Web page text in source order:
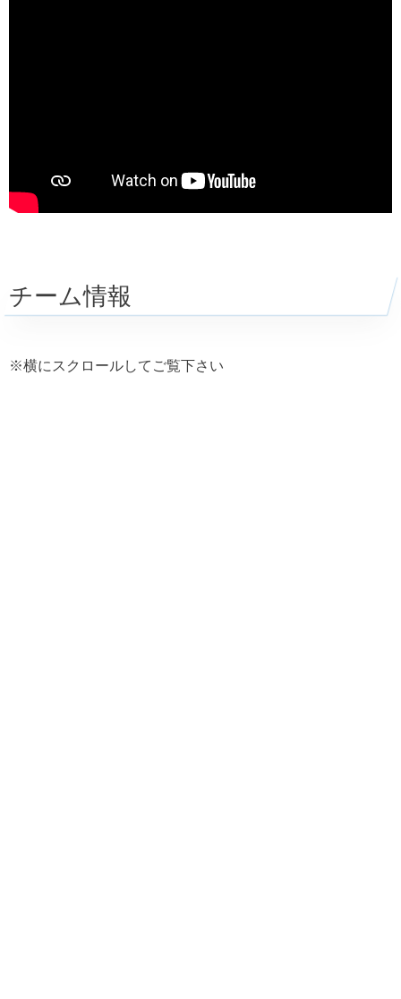
チーム情報
※横にスクロールしてご覧下さい